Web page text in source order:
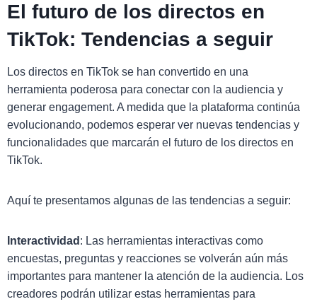
El futuro de los directos en
TikTok: Tendencias a seguir
Los directos en TikTok se han convertido en una
herramienta poderosa para conectar con la audiencia y
generar engagement. A medida que la plataforma continúa
evolucionando, podemos esperar ver nuevas tendencias y
funcionalidades que marcarán el futuro de los directos en
TikTok.
Aquí te presentamos algunas de las tendencias a seguir:
Interactividad : Las herramientas interactivas como
encuestas, preguntas y reacciones se volverán aún más
importantes para mantener la atención de la audiencia. Los
creadores podrán utilizar estas herramientas para